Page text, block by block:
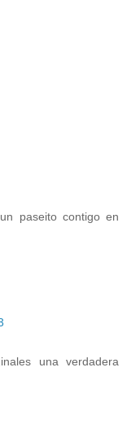
paseito contigo en
una verdadera